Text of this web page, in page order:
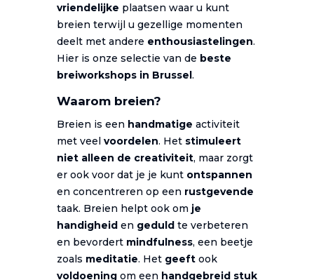
vriendelijke plaatsen waar u kunt
breien terwijl u gezellige momenten
deelt met andere enthousiastelingen.
Hier is onze selectie van de beste
breiworkshops in Brussel.
Waarom breien?
Breien is een handmatige activiteit
met veel voordelen. Het stimuleert
niet alleen de creativiteit, maar zorgt
er ook voor dat je je kunt ontspannen
en concentreren op een rustgevende
taak. Breien helpt ook om je
handigheiden geduldte verbeteren
en bevordert mindfulness, een beetje
zoals meditatie. Het geeftook
voldoeningom een handgebreid stuk